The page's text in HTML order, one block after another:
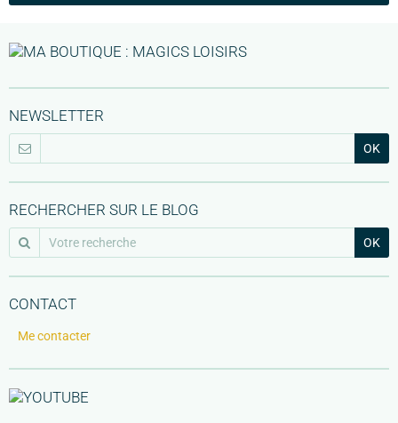
NEWSLETTER
OK
RECHERCHER SUR LE BLOG
OK
CONTACT
Me contacter